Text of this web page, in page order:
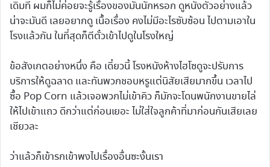
เดิมที ผมก็ไม่ค่อยจะรู้เรื่องของมันนักหรอก ดูหนังตัวอย่างแล้ว
น่าจะมันดี เลยอยากดู เนื้อเรื่อง คงไม่มีอะไรซับซ้อน ไปตามเอาใน
โรงแล้วกัน ในที่สุดก็ตีตั๋วเข้าไปดูในโรงใหญ่
ข้อสังเกตอย่างหนึ่ง คือ เดี๋ยวนี้ โรงหนังห้างไฮโซดูจะปรับการ
บริการให้ดูฉลาด และทันพวกชอบหรูแต่นิสัยเสียมากขึ้น เวลาไป
ซื้อ Pop Corn แล้วเจอพวกไม่เข้าคิว ก็มักจะโดนพนักงานขายไล่
ให้ไปเข้าแถว ดีกว่าแต่ก่อนเยอะ ไม่ใส่ใจลูกค้าที่มาก่อนกันเสียเลย
เชียวละ
ว่าแล้วก็เข้ารกเข้าพงไปเรื่องอื่นซะงั้นเรา